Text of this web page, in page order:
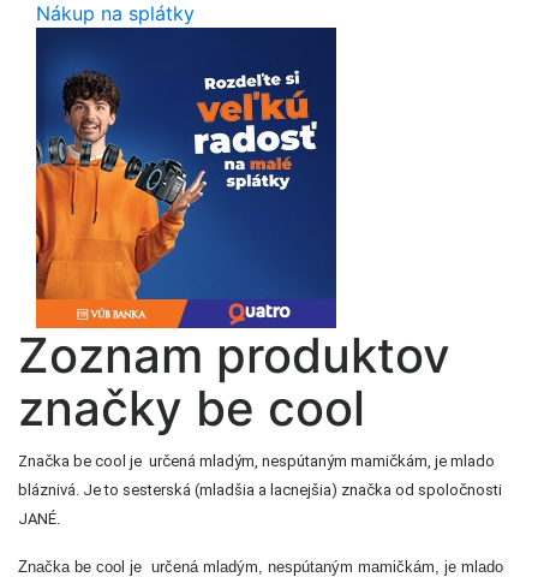
Nákup na splátky
Zoznam produktov
značky be cool
Značka be cool je určená mladým, nespútaným mamičkám, je mlado
bláznivá. Je to sesterská (mladšia a lacnejšia) značka od spoločnosti
JANÉ.
Značka be cool je určená mladým, nespútaným mamičkám, je mlado